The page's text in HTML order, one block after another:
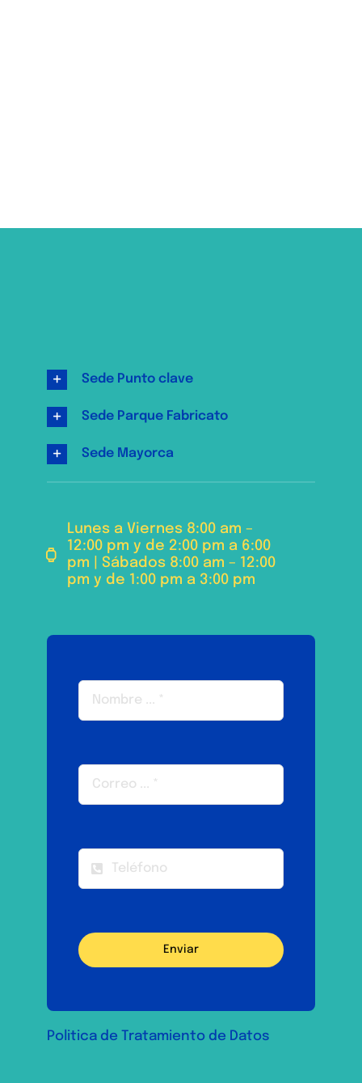
Sede Punto clave
Sede Parque Fabricato
Sede Mayorca
Lunes a Viernes 8:00 am –
12:00 pm y de 2:00 pm a 6:00
pm | Sábados 8:00 am – 12:00
pm y de 1:00 pm a 3:00 pm
Enviar
Politica de Tratamiento de Datos